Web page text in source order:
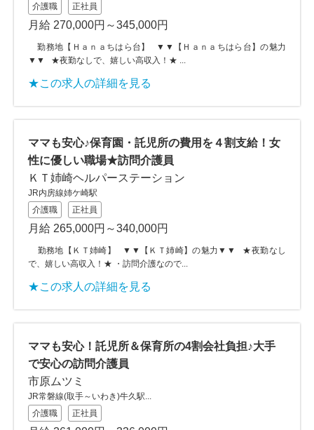
介護職
正社員
月給 270,000円～345,000円
勤務地【Ｈａｎａちはら台】 ▼▼【Ｈａｎａちはら台】の魅力
▼▼ ★夜勤なしで、嬉しい高収入！★ ...
★この求人の詳細を見る
ママも安心♪保育園・託児所の費用を４割支給！女
性に優しい職場★訪問介護員
ＫＴ姉崎ヘルパーステーション
JR内房線姉ケ崎駅
介護職
正社員
月給 265,000円～340,000円
勤務地【ＫＴ姉崎】 ▼▼【ＫＴ姉崎】の魅力▼▼ ★夜勤なし
で、嬉しい高収入！★ ・訪問介護なので...
★この求人の詳細を見る
ママも安心！託児所＆保育所の4割会社負担♪大手
で安心の訪問介護員
市原ムツミ
JR常磐線(取手～いわき)牛久駅...
介護職
正社員